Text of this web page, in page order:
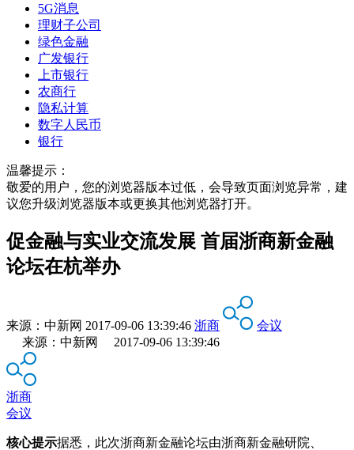
5G消息
理财子公司
绿色金融
广发银行
上市银行
农商行
隐私计算
数字人民币
银行
温馨提示：
敬爱的用户，您的浏览器版本过低，会导致页面浏览异常，建
议您升级浏览器版本或更换其他浏览器打开。
促金融与实业交流发展 首届浙商新金融
论坛在杭举办
来源： 中新网 2017-09-06 13:39:46 浙商
会议
来源：中新网 2017-09-06 13:39:46
浙商
会议
核心提示据悉，此次浙商新金融论坛由浙商新金融研院、